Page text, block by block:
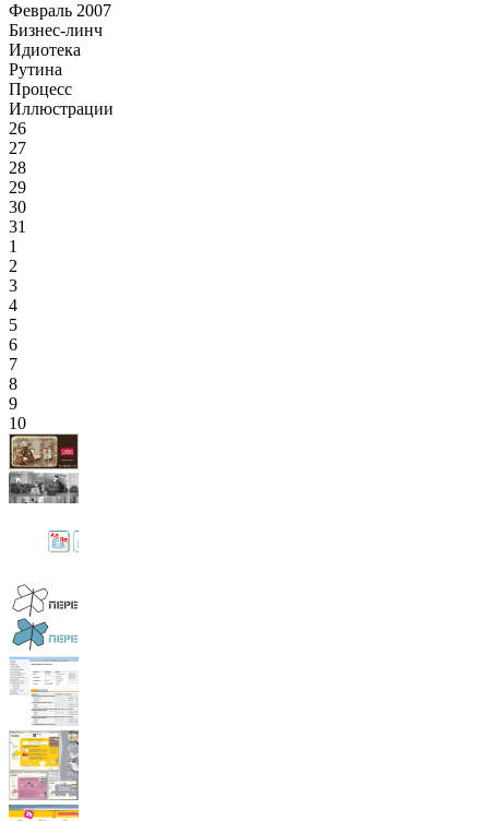
Февраль 2007
Бизнес-линч
Идиотека
Рутина
Процесс
Иллюстрации
26
27
28
29
30
31
1
2
3
4
5
6
7
8
9
10